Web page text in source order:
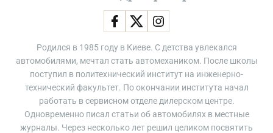
Родился в 1985 году в Киеве. С детства увлекался
автомобилями, мечтал стать автомехаником. После школы
поступил в политехнический институт на инженерно-
технический факультет. По окончании института начал
работать в сервисном отделе дилерском центре.
Одновременно писал статьи об автомобилях в местные
журналы. Через несколько лет решил целиком посвятить